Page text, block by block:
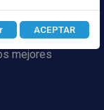
del
como
mejores
ACEPTAR